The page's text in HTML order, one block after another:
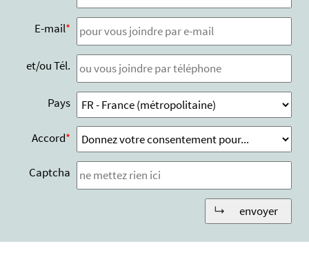
E-mail
et/ou Tél.
Pays
Accord
Captcha
envoyer